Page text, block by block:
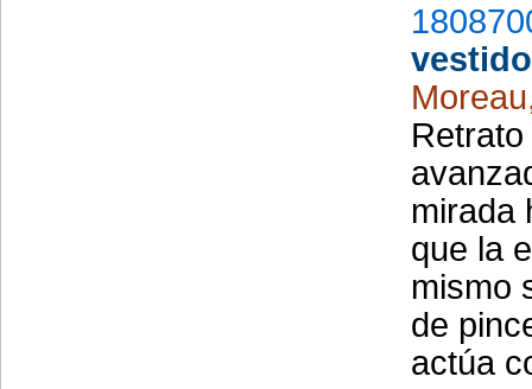
mirada
que la
mismo
de
actúa